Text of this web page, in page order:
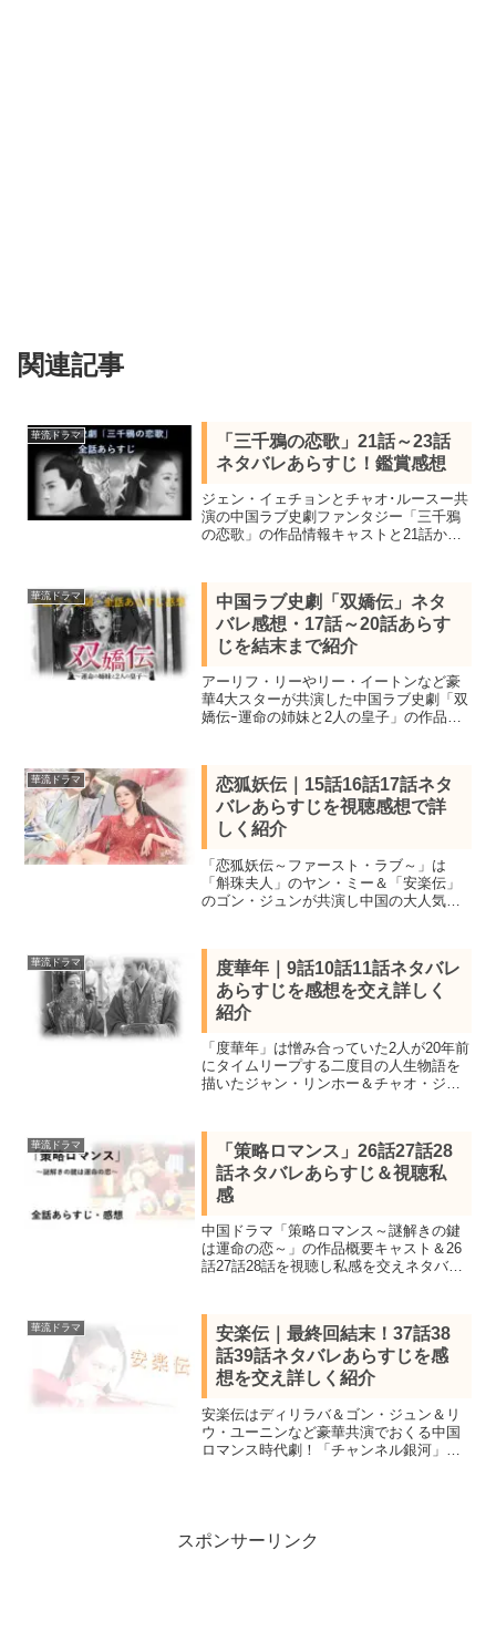
関連記事
華流ドラマ
「三千鴉の恋歌」21話～23話
ネタバレあらすじ！鑑賞感想
ジェン・イェチョンとチャオ･ルースー共
演の中国ラブ史劇ファンタジー「三千鴉
の恋歌」の作品情報キャストと21話から
22話「祖国再建を目指して」23話「つか
の間の平穏」まで。
華流ドラマ
中国ラブ史劇「双嬌伝」ネタ
バレ感想・17話～20話あらす
じを結末まで紹介
アーリフ・リーやリー・イートンなど豪
華4大スターが共演した中国ラブ史劇「双
嬌伝ｰ運命の姉妹と2人の皇子」の作品情
得る鍵となる姉妹と義兄弟の皇子が宮廷
の陰謀に立ち向かう
華流ドラマ
恋狐妖伝｜15話16話17話ネタ
バレあらすじを視聴感想で詳
しく紹介
「恋狐妖伝～ファースト・ラブ～」は
「斛珠夫人」のヤン・ミー＆「安楽伝」
のゴン・ジュンが共演し中国の大人気漫
話あらすじ一覧、15話16話17話ネタバレ
感想を詳しく紹介。
華流ドラマ
度華年｜9話10話11話ネタバレ
あらすじを感想を交え詳しく
紹介
「度華年」は憎み合っていた2人が20年前
にタイムリープする二度目の人生物語を
描いたジャン・リンホー＆チャオ・ジン
11話ネタバレ感想を詳しく紹介します。
華流ドラマ
「策略ロマンス」26話27話28
話ネタバレあらすじ＆視聴私
感
中国ドラマ「策略ロマンス～謎解きの鍵
は運命の恋～」の作品概要キャスト＆26
話27話28話を視聴し私感を交えネタバレ
ェンシー共演のミステリーラブコメ史
劇。
華流ドラマ
安楽伝｜最終回結末！37話38
話39話ネタバレあらすじを感
想を交え詳しく紹介
安楽伝はディリラバ＆ゴン・ジュン＆リ
ウ・ユーニンなど豪華共演でおくる中国
ロマンス時代劇！「チャンネル銀河」で
スポンサーリンク